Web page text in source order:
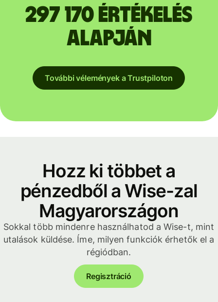
297 170 értékelés
alapján
További vélemények a Trustpiloton
Hozz ki többet a
pénzedből a Wise-zal
Magyarországon
Sokkal több mindenre használhatod a Wise-t, mint
utalások küldése. Íme, milyen funkciók érhetők el a
régiódban.
Regisztráció